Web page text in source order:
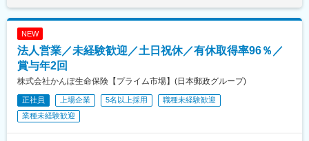
駅、玉名駅、人吉温泉駅、宮地駅、大分駅、佐伯駅、中津駅(大分
県)、日田駅、宇佐駅、別府駅(大分県)、鶴崎駅、延岡駅、西都城
島県)、志布志駅、枕崎駅、宮ケ浜駅、国分駅(鹿児島県)、出水
駅、壺川駅、新さっぽろ駅、松風町駅、湯の川駅、五所川原駅、
盛駅、仙台駅(地下鉄)、西取手駅、今市駅、東宿郷駅、城東駅、西
桐生駅、高田馬場駅、入谷駅(東京都)、牛田駅(東京都)、荒川一中
前駅、千歳船橋駅、立川北駅、青梅街道駅、布田駅、新高島駅、
江田駅(神奈川県)、新丸子駅、緑町駅、海老名駅(相模線)、西松本
駅、桜町駅(長野県)、電気ビル前駅、南富山駅、片原町駅(富山
駅、松江駅、下関駅、新山口駅、徳山駅、高松築港駅、徳島駅、
本町三丁目駅、今治駅、県庁前駅(高知県)、西鉄久留米駅、新飯塚
駅、呉服町駅(福岡県)、平和通駅、佐賀駅、桜町駅(長崎県)、中佐
駅、川内駅(鹿児島県)、国分駅(鹿児島県)、美栄橋駅、西４丁目
駅、青葉通一番町駅、品川駅、虎ノ門ヒルズ駅、泉岳寺駅、東京
NEW
法人営業／未経験歓迎／土日祝休／有休取得率96％／
賞与年2回
株式会社かんぽ生命保険【プライム市場】(日本郵政グループ)
正社員 上場企業 5名以上採用
職種未経験歓迎
業種未経験歓迎